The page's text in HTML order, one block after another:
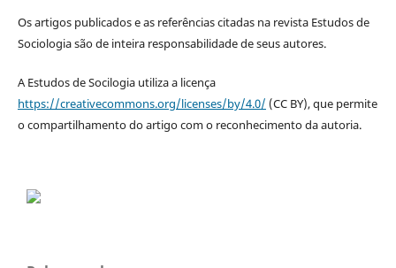
Os artigos publicados e as referências citadas na revista Estudos de
Sociologia são de inteira responsabilidade de seus autores.
A Estudos de Socilogia utiliza a licença
https://creativecommons.org/licenses/by/4.0/ (CC BY), que permite
o compartilhamento do artigo com o reconhecimento da autoria.